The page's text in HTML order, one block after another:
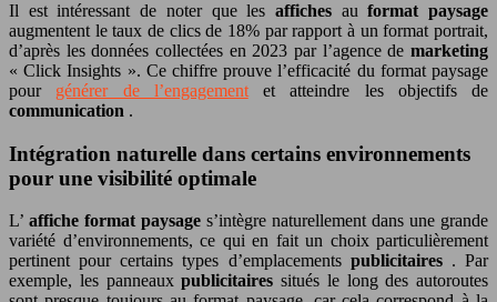
Il est intéressant de noter que les affiches auformat paysage
augmentent le taux de clics de 18% par rapport à un format portrait,
d’après les données collectées en 2023 par l’agence de marketing
« Click Insights ». Ce chiffre prouve l’efficacité du format paysage
pour générer de l’engagementet atteindre les objectifs de
communication .
Intégration naturelle dans certains environnements
pour une visibilité optimale
L’ affiche format paysage s’intègre naturellement dans une grande
variété d’environnements, ce qui en fait un choix particulièrement
pertinent pour certains types d’emplacements publicitaires . Par
exemple, les panneauxpublicitaires situés le long des autoroutes